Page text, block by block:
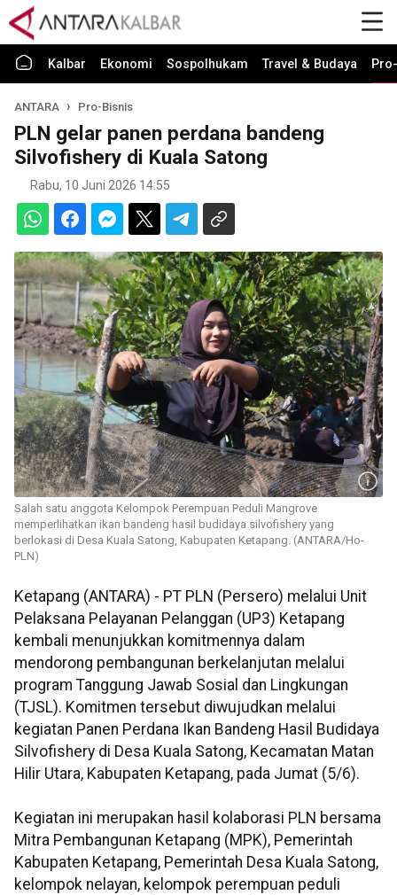
Kalbar Ekonomi Sospolhukam Travel & Budaya
ANTARA Pro-Bisnis
PLN gelar panen perdana bandeng
Silvofishery di Kuala Satong
Rabu, 10 Juni 2026 14:55
Salah satu anggota Kelompok Perempuan Peduli Mangrove
memperlihatkan ikan bandeng hasil budidaya silvofishery yang
berlokasi di Desa Kuala Satong, Kabupaten Ketapang. (ANTARA/Ho-
PLN)
Ketapang (ANTARA) - PT PLN (Persero) melalui Unit
Pelaksana Pelayanan Pelanggan (UP3) Ketapang
kembali menunjukkan komitmennya dalam
mendorong pembangunan berkelanjutan melalui
program Tanggung Jawab Sosial dan Lingkungan
(TJSL). Komitmen tersebut diwujudkan melalui
kegiatan Panen Perdana Ikan Bandeng Hasil Budidaya
Silvofishery di Desa Kuala Satong, Kecamatan Matan
Hilir Utara, Kabupaten Ketapang, pada Jumat (5/6).
Kegiatan ini merupakan hasil kolaborasi PLN bersama
Mitra Pembangunan Ketapang (MPK), Pemerintah
Kabupaten Ketapang, Pemerintah Desa Kuala Satong,
kelompok nelayan, kelompok perempuan peduli